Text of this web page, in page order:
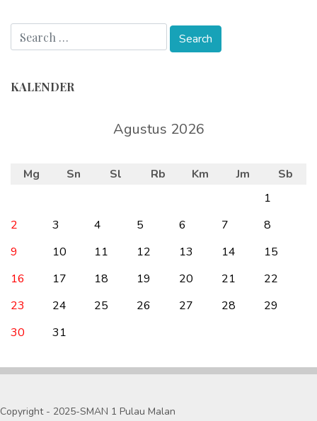
KALENDER
Agustus 2026
Mg Sn Sl Rb Km Jm
Sb
1
2
3 4 5 6 7
8
9
10 11 12 13 14
15
16
17 18 19 20 21
22
23
24 25 26 27 28
29
30
31
Copyright - 2025-SMAN 1 Pulau Malan